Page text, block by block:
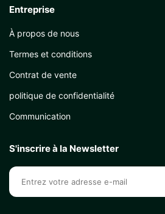
Entreprise
À propos de nous
Termes et conditions
Contrat de vente
politique de confidentialité
Communication
S'inscrire à la Newsletter